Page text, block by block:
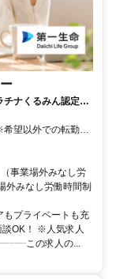
チナくるみん認定取
】香川、徳島、愛
、宮崎、鹿児島、
、リモート受講も相
する営業オフィス
事業場外みなし労
みなし労働時間制
もプライベートも充
談OK！ ※人気求人
この求人の...